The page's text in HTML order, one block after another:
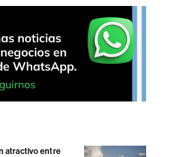
atractivo entre